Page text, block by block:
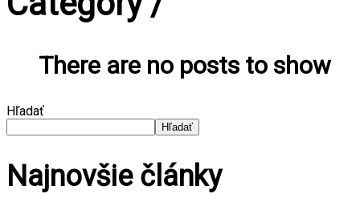
There are no posts to show
Hľadať
Hľadať
Najnovšie články